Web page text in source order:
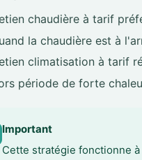
chaudière à tarif
la chaudière est à
climatisation à tarif
période de forte
Important
Cette stratégie fonctionne